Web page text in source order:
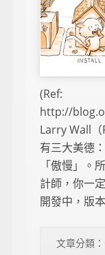
(Ref:
http://
Larry Wall
有三大美德
「傲慢」。
計師，你一
開發中，版
文章分類：